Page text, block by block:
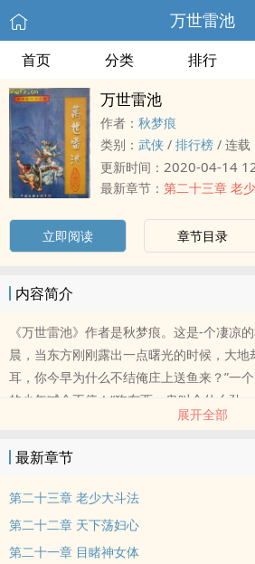
万世雷池
首页 分类 排行
万世雷池
作者： 秋梦痕
类别： 武侠 / 排行榜 / 连载
更新时间： 2020-04-14
最新章节： 第二十三章 老
立即阅读 章节目录
内容简介
《万世雷池》作者是秋梦痕。这是-个凄凉
晨，当东方刚刚露出一点曙光的时候，大地
耳，你今早为什么不结俺庄上送鱼来？”一
的少年喊个不停！“狗东西、鬼叫个什么劲
候！”“哈：好小子，你哪来这么大的脾气，
年又回过头去道：“昨夜已经外地刮北风了，
哈！小农。大概你肚兜里还有几文，所以又
展开全部
最新章节
第二十三章 老少大斗法
第二十二章 天下‍‌‎荡‎​‌妇­​心
第二十一章 目睹神女体